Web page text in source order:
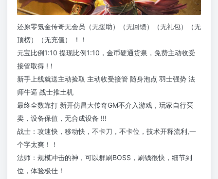
还原零氪金传奇无会员（无援助）（无回馈）（无礼包）（无
顶榜）（无充值） ！！
元宝比例1:10 提现比例1:10，金币硬通货泉，免费主动收受
接管取得 !！
新手上线就送主动捡取 主动收受接管 随身泡点 羽士强势 法
师牛逼 战士推土机
最终全数靠打 新开仿昌大传奇GM不介入游戏，玩家自行买
卖，设备保值，无合成设备 !!!
战士：攻速快，移动快，不卡刀，不卡位，技术开释流利,一
个字太爽！！
法师：规模冲击的神，可以群刷BOSS，刷钱很快，细节到
位，体验极佳！